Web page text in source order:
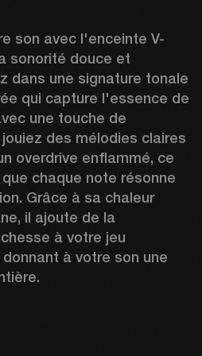
son avec l'enceinte V-
sonorité douce et
dans une signature tonale
qui capture l'essence de
une touche de
des mélodies claires
overdrive enflammé, ce
chaque note résonne
Grâce à sa chaleur
il ajoute de la
à votre jeu
à votre son une